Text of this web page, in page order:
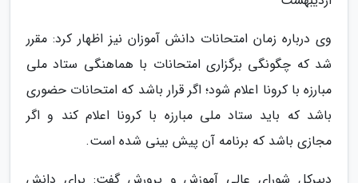
وی درباره زمان امتحانات دانش آموزان نیز اظهار کرد: مقرر
شد که چگونگی برگزاری امتحانات با هماهنگی ستاد ملی
مبارزه با کرونا اعلام شود؛ اگر قرار باشد که امتحانات حضوری
باشد که باید ستاد ملی مبارزه با کرونا اعلام کند و اگر
مجازی باشد که برنامه آن پیش بینی شده است.